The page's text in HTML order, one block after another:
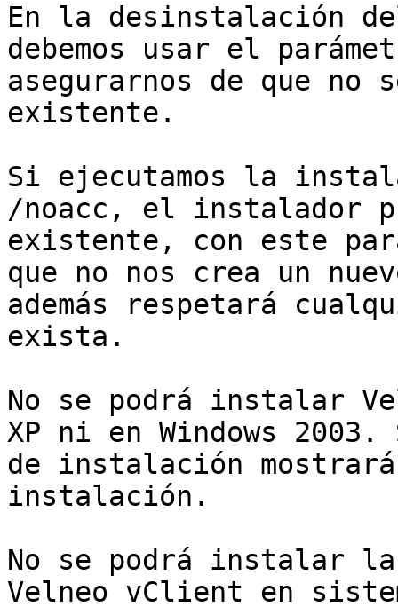
En la desinstalación
debemos usar el
asegurarnos de que
existente.
Si ejecutamos la
/noacc, el instalador
existente, con este
que no nos crea un
además respetará
exista.
No se podrá instalar
XP ni en Windows
de instalación
instalación.
No se podrá instalar
Velneo vClient en